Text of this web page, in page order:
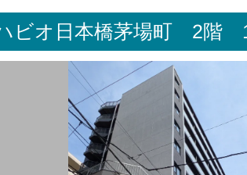
ビオ日本橋茅場町2階